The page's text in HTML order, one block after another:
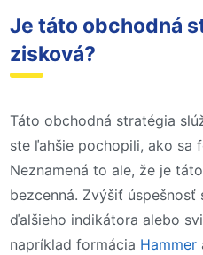
Je táto obchodná
zisková?
Táto obchodná stratégia
ste ľahšie pochopili, ako sa
Neznamená to ale, že je
bezcenná. Zvýšiť
ďalšieho indikátora alebo
napríklad formácia Hammer